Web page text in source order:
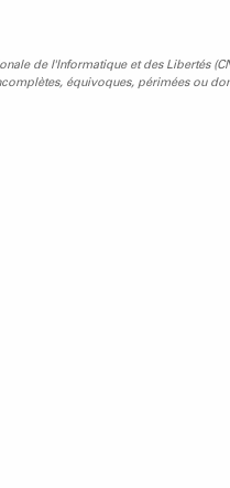
de l'Informatique et des Libertés
équivoques, périmées ou